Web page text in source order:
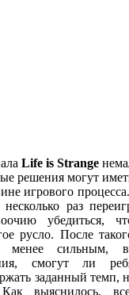
Life is Strange
решения могут
игрового
раз
убедиться,
русло. После
менее сильным,
смогут ли
заданный темп,
Как выяснилось,